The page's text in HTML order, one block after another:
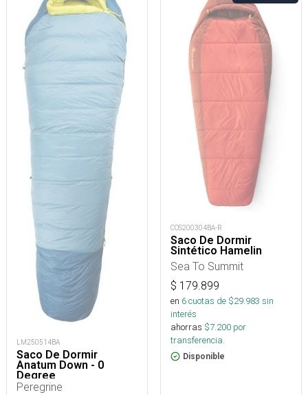
LM250514BA
Saco De Dormir
Anatum Down - 0
Degree
Peregrine
COS200304BA-R
Saco De Dormir
Sintético Hamelin
Sea To Summit
$ 179.899
en 6cuotas de $29.983 sin
interés
ahorras $7.200 por
transferencia.
Disponible